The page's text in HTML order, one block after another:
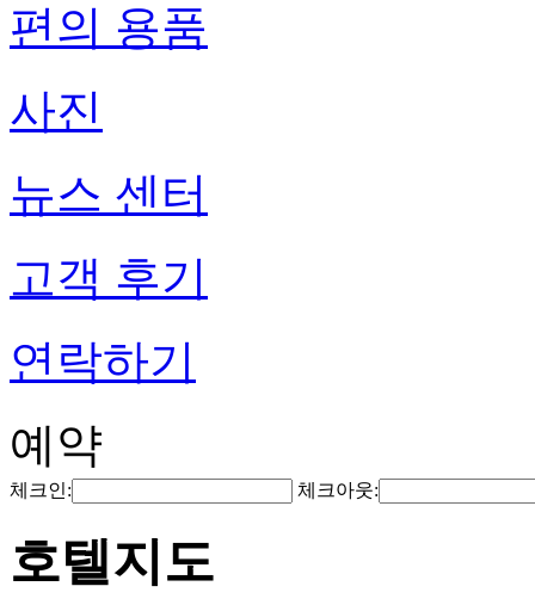
편의 용품
사진
뉴스 센터
고객 후기
연락하기
예약
체크인: 체크아웃:
호텔지도